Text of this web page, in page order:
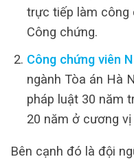
trực tiếp làm công
Công chứng.
Công chứng viên
ngành Tòa án Hà
pháp luật 30 năm
20 năm ở cương vị
Bên cạnh đó là đội